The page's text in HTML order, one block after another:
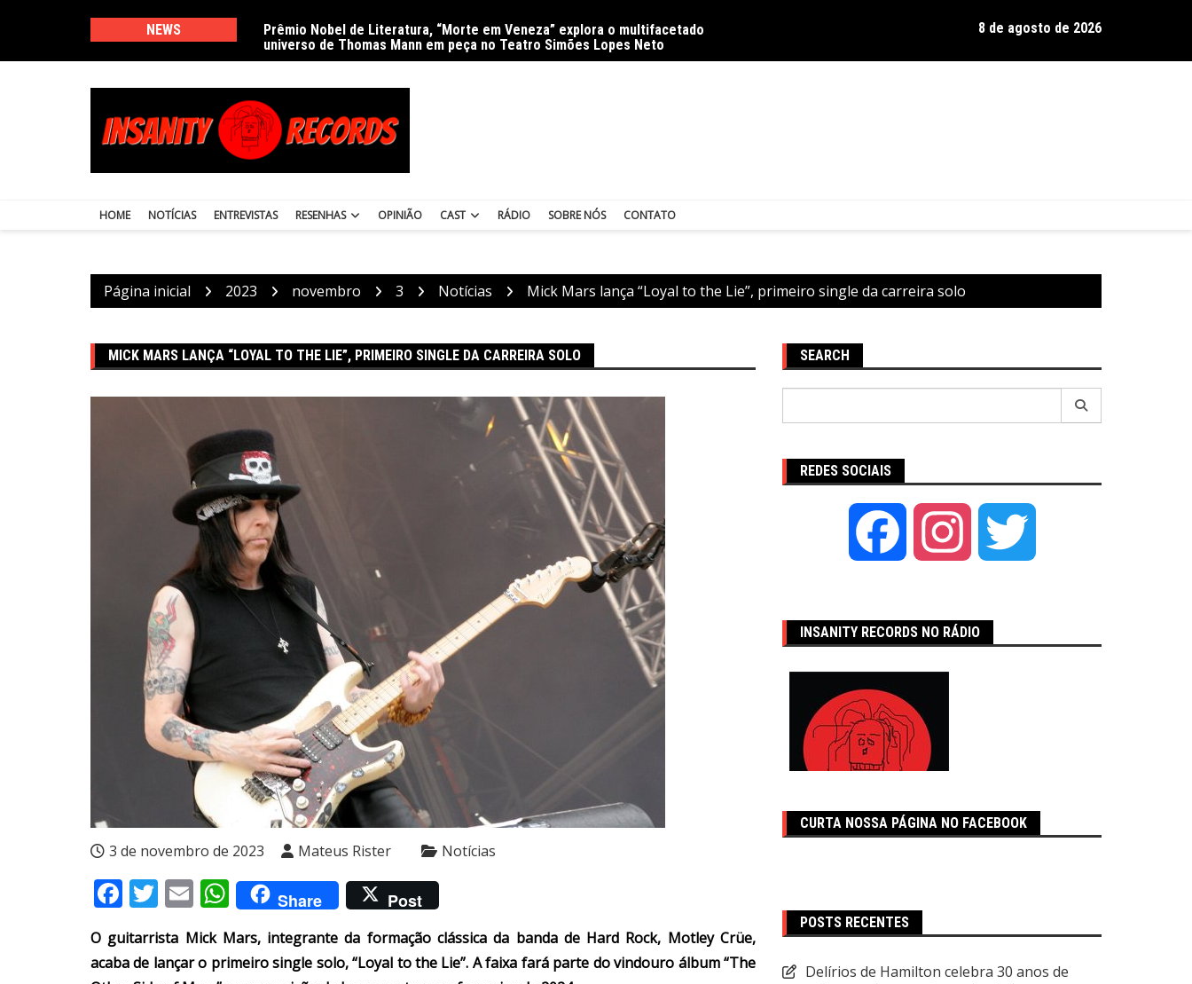
conteúdo
NEWS
Prêmio Nobel de Literatura, “Morte em Veneza” explora o multifacetado
universo de Thomas Mann em peça no Teatro Simões Lopes Neto
Delírios de Hamilton celebra 30 anos de estrada com show no Gravador
8 de agosto de 2026
HOME NOTÍCIAS ENTREVISTAS RESENHAS OPINIÃO CAST RÁDIO SOBRE NÓS CONTATO
Página inicial 2023 novembro 3 Notícias Mick Mars lança “Loyal to the Lie”, primeiro single da carreira solo
MICK MARS LANÇA “LOYAL TO THE LIE”, PRIMEIRO SINGLE DA CARREIRA SOLO
3 de novembro de 2023 Mateus Rister Notícias
Facebook
Twitter
EmailWhatsApp
Share Post
O guitarrista Mick Mars, integrante da formação clássica da banda de Hard Rock, Motley Crüe,
acaba de lançar o primeiro single solo, “Loyal to the Lie”. A faixa fará parte do vindouro álbum “The
SEARCH
REDES SOCIAIS
Facebook Instagram
INSANITY RECORDS NO RÁDIO
CURTA NOSSA PÁGINA NO FACEBOOK
POSTS RECENTES
Delírios de Hamilton celebra 30 anos de